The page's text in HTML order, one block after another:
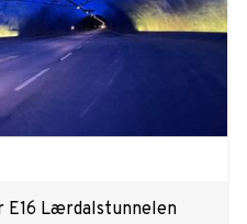
Lærdalstunnelen